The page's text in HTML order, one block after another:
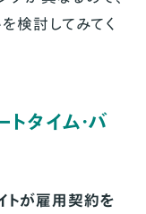
検討してみてく
タイム・バ
トが雇用契約を